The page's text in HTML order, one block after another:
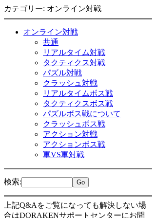
カテゴリー: オンライン対戦
オンライン対戦
共通
リアルタイム対戦
タクティクス対戦
パズル対戦
クラッシュ対戦
リアルタイムボス戦
タクティクスボス戦
パズルボス戦について
クラッシュボス戦
アクション対戦
アクションボス戦
軍VS軍対戦
検索:
上記Q&Aをご覧になっても解決しない場
合はDORAKENサポートセンターにお問